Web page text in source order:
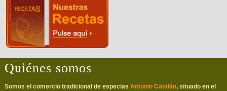
Quiénes somos
Somos el comercio tradicional de especias Antonio Catalán, situado en el